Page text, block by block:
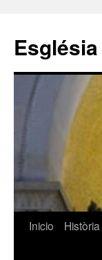
contenido
Inicio Història